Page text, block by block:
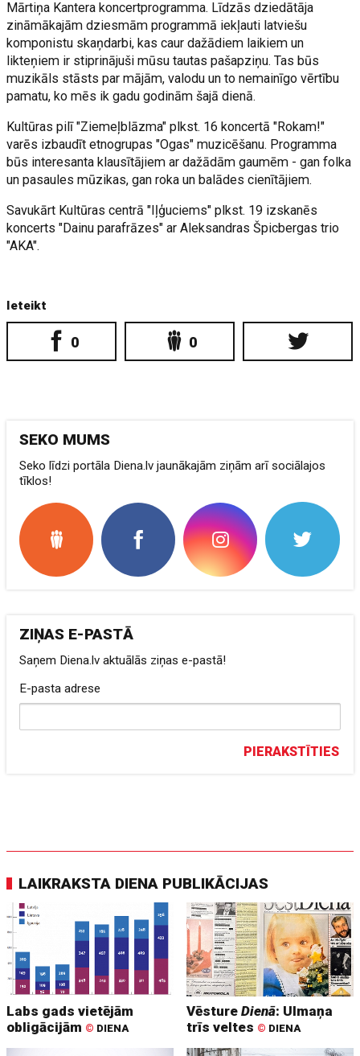
Mārtiņa Kantera koncertprogramma. Līdzās dziedātāja
zināmākajām dziesmām programmā iekļauti latviešu
komponistu skaņdarbi, kas caur dažādiem laikiem un
likteņiem ir stiprinājuši mūsu tautas pašapziņu. Tas būs
muzikāls stāsts par mājām, valodu un to nemainīgo vērtību
pamatu, ko mēs ik gadu godinām šajā dienā.
Kultūras pilī "Ziemeļblāzma" plkst. 16 koncertā "Rokam!"
varēs izbaudīt etnogrupas "Ogas" muzicēšanu. Programma
būs interesanta klausītājiem ar dažādām gaumēm - gan folka
un pasaules mūzikas, gan roka un balādes cienītājiem.
Savukārt Kultūras centrā "Iļģuciems" plkst. 19 izskanēs
koncerts "Dainu parafrāzes" ar Aleksandras Špicbergas trio
"AKA".
Ieteikt
0 0
SEKO MUMS
Seko līdzi portāla Diena.lv jaunākajām ziņām arī sociālajos
tīklos!
ZIŅAS E-PASTĀ
Saņem Diena.lv aktuālās ziņas e-pastā!
E-pasta adrese
PIERAKSTĪTIES
LAIKRAKSTA DIENA PUBLIKĀCIJAS
Labs gads vietējām
obligācijām © DIENA
VēstureDienā: Ulmaņa
trīs veltes © DIENA